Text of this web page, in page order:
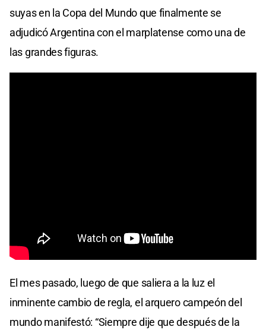
suyas en la Copa del Mundo que finalmente se
adjudicó Argentina con el marplatense como una de
las grandes figuras.
El mes pasado, luego de que saliera a la luz el
inminente cambio de regla, el arquero campeón del
mundo manifestó: “Siempre dije que después de la